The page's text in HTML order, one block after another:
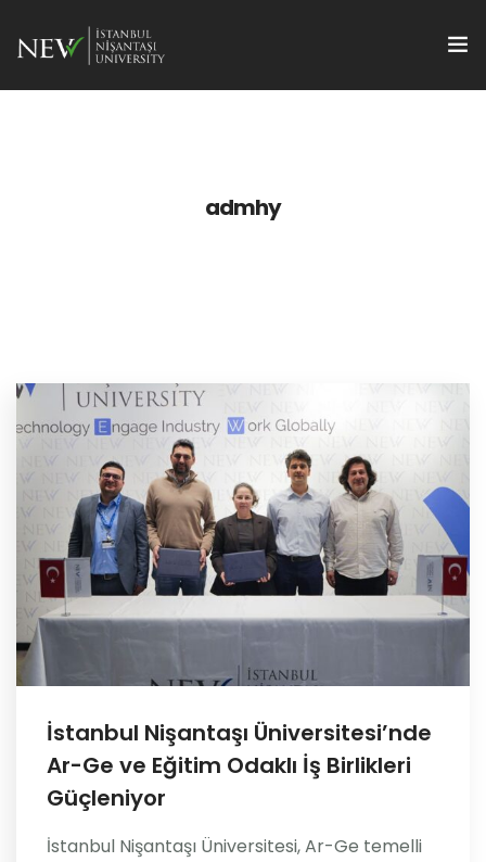
TTO
admhy
İstanbul Nişantaşı Üniversitesi’nde
Ar-Ge ve Eğitim Odaklı İş Birlikleri
Güçleniyor
İstanbul Nişantaşı Üniversitesi, Ar-Ge temelli